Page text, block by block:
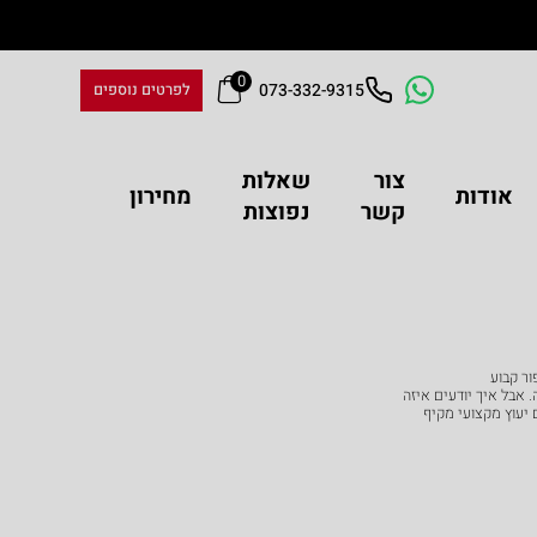
073-332-9315
0 לפרטים נוספים
אודות
צור
קשר
שאלות
נפוצות
מחירון
קבוע
אבל איך יודעים איזה
יעוץ מקצועי מקיף